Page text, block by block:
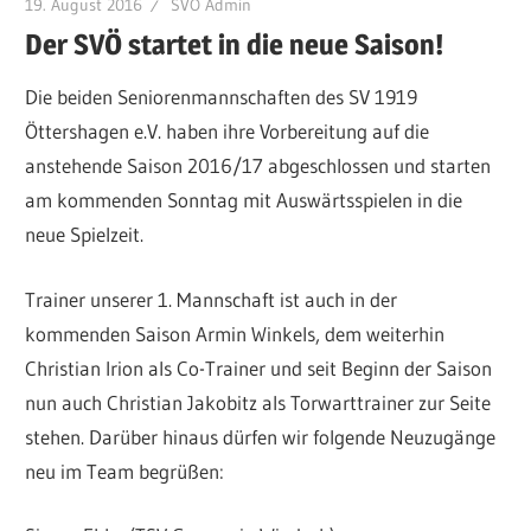
19. August 2016 SVÖ Admin
Der SVÖ startet in die neue Saison!
Die beiden Seniorenmannschaften des SV 1919
Öttershagen e.V. haben ihre Vorbereitung auf die
anstehende Saison 2016/17 abgeschlossen und starten
am kommenden Sonntag mit Auswärtsspielen in die
neue Spielzeit.
Trainer unserer 1. Mannschaft ist auch in der
kommenden Saison Armin Winkels, dem weiterhin
Christian Irion als Co-Trainer und seit Beginn der Saison
nun auch Christian Jakobitz als Torwarttrainer zur Seite
stehen. Darüber hinaus dürfen wir folgende Neuzugänge
neu im Team begrüßen: